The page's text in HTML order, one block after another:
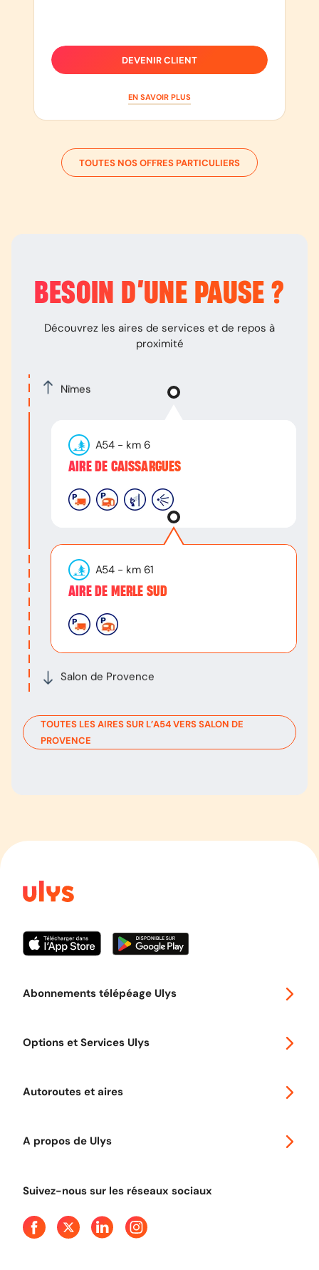
DEVENIR CLIENT
EN SAVOIR PLUS
TOUTES NOS OFFRES PARTICULIERS
BESOIN D’UNE PAUSE ?
Découvrez les aires de services et de repos à
proximité
Nîmes
Salon de Provence
A54 - km 6
AIRE DE CAISSARGUES
A54 - km 61
AIRE DE MERLE SUD
TOUTES LES AIRES SUR L’A54VERSSALON DE
PROVENCE
Abonnements télépéage Ulys
Options et Services Ulys
Autoroutes et aires
A propos de Ulys
Presse
Suivez-nous sur les réseaux sociaux